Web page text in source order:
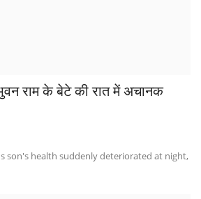
राम के बेटे की रात में अचानक
son's health suddenly deteriorated at night,